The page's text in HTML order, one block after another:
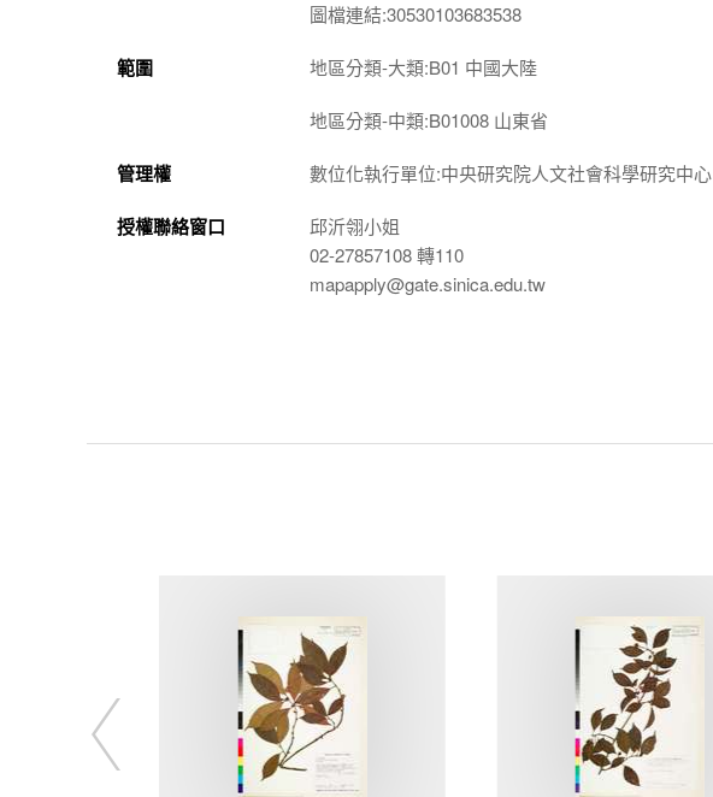
圖檔連結:30530103683538
範圍 地區分類-大類:B01 中國大陸
地區分類-中類:B01008 山東省
管理權 數位化執行單位:中央研究院人文社會科學研究中心
授權聯絡窗口
邱沂翎小姐
02-27857108 轉110
mapapply@gate.sinica.edu.tw